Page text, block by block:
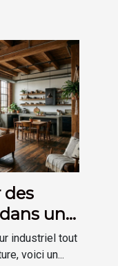
une
industriel tout
voici un...